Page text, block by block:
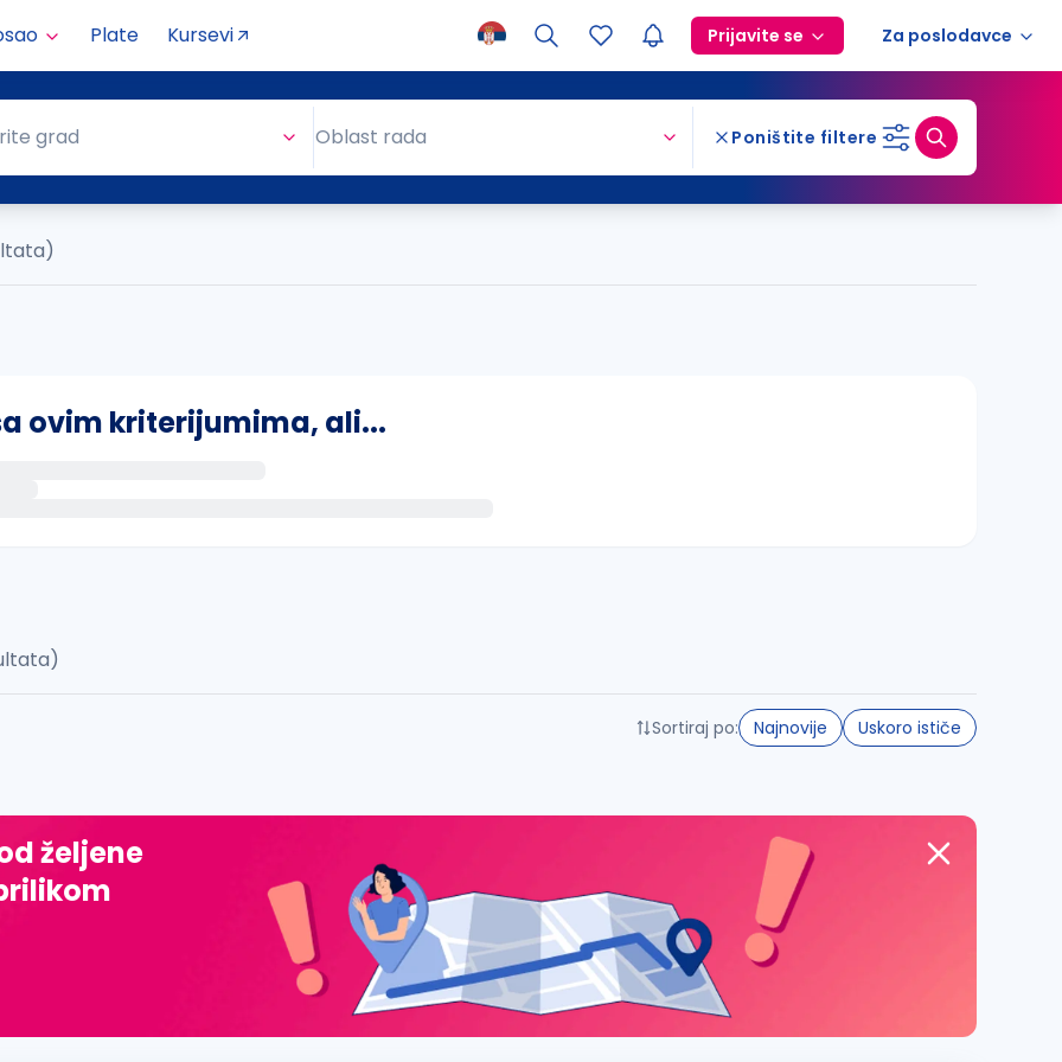
Plate Kursevi Prijavite se Za poslodavce
grad Oblast rada Poništite filtere
ovim kriterijumima, ali...
đ, ž, dž)
Sortiraj po: Najnovije Uskoro ističe
željene